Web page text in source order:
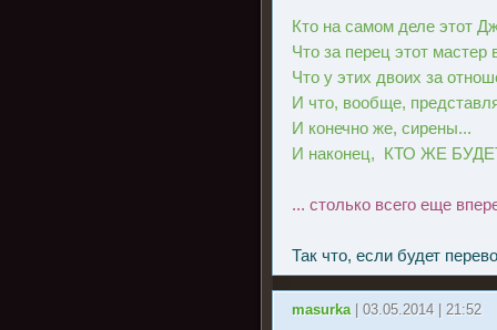
Кто на самом деле этот
Что за перец этот
Что у этих двоих за
И что, вообще,
И конечно же, сирены...
И наконец, КТО ЖЕ
... столько всего еще
Так что, если будет
masurka | 03.05.2014 | 21:52